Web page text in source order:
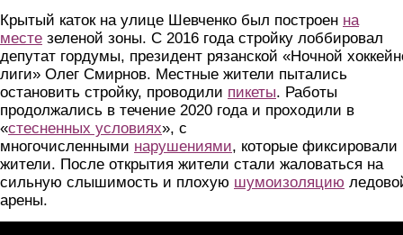
Крытый каток на улице Шевченко был построен на
месте зеленой зоны. С 2016 года стройку лоббировал
депутат гордумы, президент рязанской «Ночной
лиги» Олег Смирнов. Местные жители пытались
остановить стройку, проводили пикеты. Работы
продолжались в течение 2020 года и проходили в
«стесненных условиях», с
многочисленными нарушениями, которые фиксировали
жители. После открытия жители стали жаловаться на
сильную слышимость и плохую шумоизоляцию
арены.